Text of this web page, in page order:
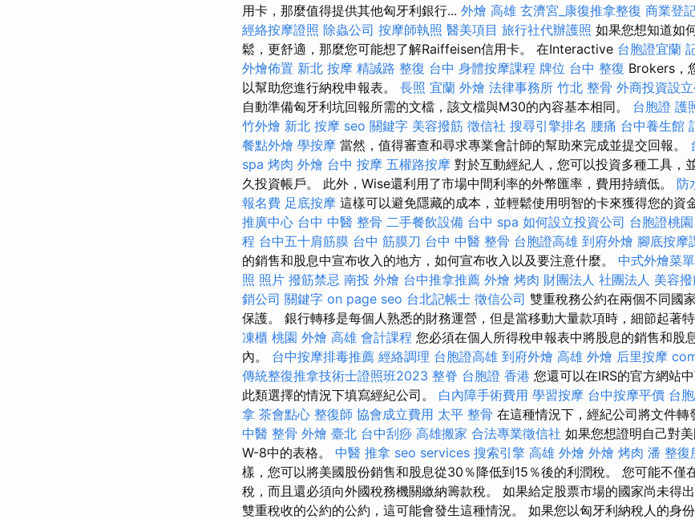
用卡，那麼值得提供其他匈牙利銀行... 外燴 高雄 玄濟宮_康復推拿整復 商業登
經絡按摩證照 除蟲公司 按摩師執照 醫美項目 旅行社代辦護照 如果您想知道如
鬆，更舒適，那麼您可能想了解Raiffeisen信用卡。 在Interactive 台胞證宜蘭
外燴佈置 新北 按摩 精誠路 整復 台中 身體按摩課程 牌位 台中 整復 Brokers，
以幫助您進行納稅申報表。 長照 宜蘭 外燴 法律事務所 竹北 整骨 外商投資設
自動準備匈牙利坑回報所需的文檔，該文檔與M30的內容基本相同。 台胞證 護
竹外燴 新北 按摩 seo 關鍵字 美容撥筋 徵信社 搜尋引擎排名 腰痛 台中養生館
餐點外燴 學按摩 當然，值得審查和尋求專業會計師的幫助來完成並提交回報。
spa 烤肉 外燴 台中 按摩 五權路按摩 對於互動經紀人，您可以投資多種工具，
久投資帳戶。 此外，Wise還利用了市場中間利率的外幣匯率，費用持續低。 防
報名費 足底按摩 這樣可以避免隱藏的成本，並輕鬆使用明智的卡來獲得您的資
推廣中心 台中 中醫 整骨 二手餐飲設備 台中 spa 如何設立投資公司 台胞證桃園
程 台中五十肩筋膜 台中 筋膜刀 台中 中醫 整骨 台胞證高雄 到府外燴 腳底按摩
的銷售和股息中宣布收入的地方，如何宣布收入以及要注意什麼。 中式外燴菜單
照 照片 撥筋禁忌 南投 外燴 台中推拿推薦 外燴 烤肉 財團法人 社團法人 美容
銷公司 關鍵字 on page seo 台北記帳士 徵信公司 雙重稅務公約在兩個不同國
保護。 銀行轉移是每個人熟悉的財務運營，但是當移動大量款項時，細節起著
凍櫃 桃園 外燴 高雄 會計課程 您必須在個人所得稅申報表中將股息的銷售和股
內。 台中按摩排毒推薦 經絡調理 台胞證高雄 到府外燴 高雄 外燴 后里按摩
傳統整復推拿技術士證照班2023 整脊 台胞證 香港 您還可以在IRS的官方網站
此類選擇的情況下填寫經紀公司。 白內障手術費用 學習按摩 台中按摩平價 台
拿 茶會點心 整復師 協會成立費用 太平 整骨 在這種情況下，經紀公司將文件轉
中醫 整骨 外燴 臺北 台中刮痧 高雄搬家 合法專業徵信社 如果您想證明自己對
W-8中的表格。 中醫 推拿 seo services 搜索引擎 高雄 外燴 外燴 烤肉 潘 整復
樣，您可以將美國股份銷售和股息從30％降低到15％後的利潤稅。 您可能不僅
稅，而且還必須向外國稅務機關繳納籌款稅。 如果給定股票市場的國家尚未得
雙重稅收的公約的公約，這可能會發生這種情況。 如果您以匈牙利納稅人的身